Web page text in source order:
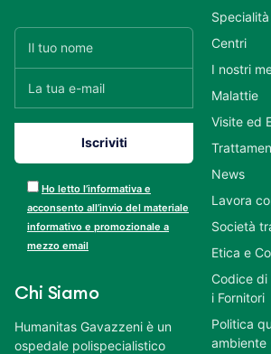
Ho letto l’informativa e
acconsento all’invio del materiale
informativo e promozionale a
mezzo email
Chi Siamo
Humanitas Gavazzeni è un
ospedale polispecialistico
Specialità
Centri
I nostri
Malattie
Visite ed
News
Lavora
Società
Etica e
Codice di
i Fornitori
Politica
ambiente